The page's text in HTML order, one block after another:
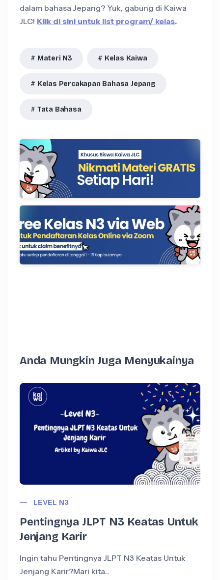
dalam bahasa Jepang? Yuk, gabung di Kaiwa
JLC! Klik di sini untuk list program/ kelas.
Materi N3 Kelas Kaiwa
Kelas Percakapan Bahasa Jepang
Tata Bahasa
Anda Mungkin Juga Menyukainya
LEVEL N3
Pentingnya JLPT N3 Keatas Untuk
Jenjang Karir
Ingin tahu Pentingnya JLPT N3 Keatas Untuk
Jenjang Karir?Mari kita...